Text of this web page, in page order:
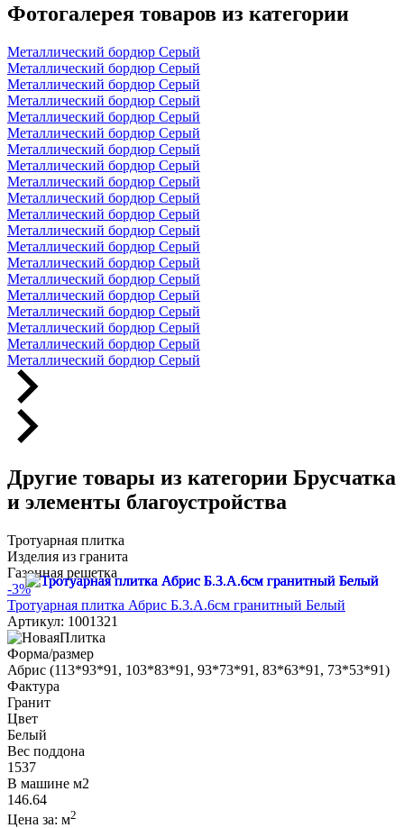
Фотогалерея товаров из категории
Металлический бордюр Серый
Металлический бордюр Серый
Металлический бордюр Серый
Металлический бордюр Серый
Металлический бордюр Серый
Металлический бордюр Серый
Металлический бордюр Серый
Металлический бордюр Серый
Металлический бордюр Серый
Металлический бордюр Серый
Металлический бордюр Серый
Металлический бордюр Серый
Металлический бордюр Серый
Металлический бордюр Серый
Металлический бордюр Серый
Металлический бордюр Серый
Металлический бордюр Серый
Металлический бордюр Серый
Металлический бордюр Серый
Металлический бордюр Серый
Другие товары из категории Брусчатка
и элементы благоустройства
Тротуарная плитка
Изделия из гранита
Газонная решетка
-3%
Тротуарная плитка Абрис Б.3.А.6см гранитный Белый
Артикул: 1001321
Форма/размер
Абрис (113*93*91, 103*83*91, 93*73*91, 83*63*91, 73*53*91)
Фактура
Гранит
Цвет
Белый
Вес поддона
1537
В машине м2
146.64
Цена за: м2